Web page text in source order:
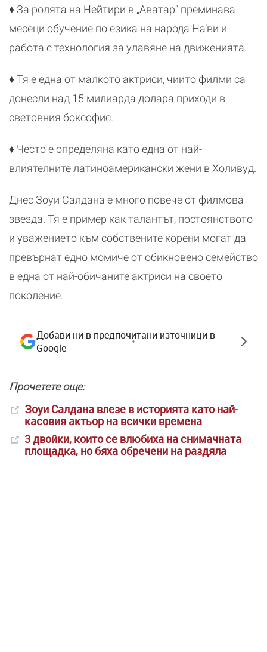
♦ За ролята на Нейтири в „Аватар“ преминава
месеци обучение по езика на народа На’ви и
работа с технология за улавяне на движенията.
♦ Тя е една от малкото актриси, чиито филми са
донесли над 15 милиарда долара приходи в
световния боксофис.
♦ Често е определяна като една от най-
влиятелните латиноамерикански жени в Холивуд.
Днес Зоуи Салдана е много повече от филмова
звезда. Тя е пример как талантът, постоянството
и уважението към собствените корени могат да
превърнат едно момиче от обикновено семейство
в една от най-обичаните актриси на своето
поколение.
Добави ни в предпочитани източници в
Google
Прочетете още:
Зоуи Салдана влезе в историята като най-
касовия актьор на всички времена
3 двойки, които се влюбиха на снимачната
площадка, но бяха обречени на раздяла